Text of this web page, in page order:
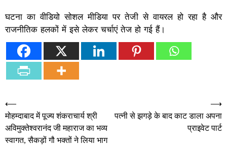
घटना का वीडियो सोशल मीडिया पर तेजी से वायरल हो रहा है और
राजनीतिक हलकों में इसे लेकर चर्चाएं तेज हो गई हैं।
Post
navigation
⟵
मोहम्दाबाद में पूज्य शंकराचार्य श्री
अविमुक्तेश्वरानंद जी महाराज का भव्य
स्वागत, सैकड़ों गौ भक्तों ने लिया भाग
पत्नी से झगड़े के बाद काट डाला अपना
प्राइवेट पार्ट
⟶